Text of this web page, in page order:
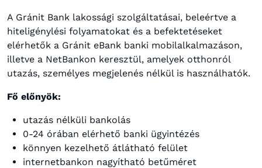
Netbank App letöltése
A Gránit Bank lakossági szolgáltatásai, beleértve a
hiteligénylési folyamatokat és a befektetéseket
elérhetők a Gránit eBank banki mobilalkalmazáson,
illetve a NetBankon keresztül, amelyek otthonról
utazás, személyes megjelenés nélkül is használhatók.
Fő előnyök:
utazás nélküli bankolás
0-24 órában elérhető banki ügyintézés
könnyen kezelhető átlátható felület
internetbankon nagyítható betűméret